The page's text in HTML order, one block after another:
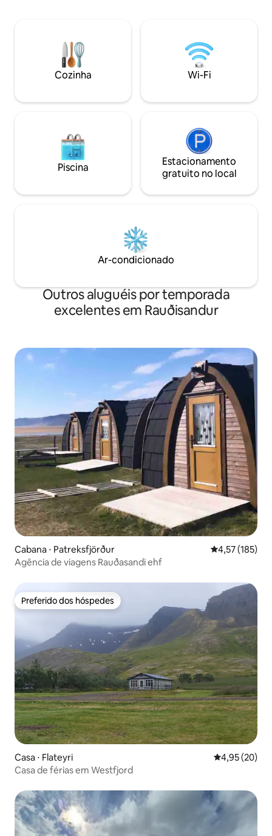
montanha - Aurora boreal - Pôr do sol,
restaurantes maravilhosos e muito mais
que você pode experimentar aqui ou
nas proximidades.
respire o ar
saboreia seu café
Cozinha Wi-Fi
Piscina
Estacionamento
gratuito no local
Ar-condicionado
Outros aluguéis por temporada
excelentes em Rauðisandur
Cabana ⋅ Patreksfjörður 4,57 de uma
4,57 (185)
Agência de viagens Rauðasandi ehf
Preferido dos hóspedes
Preferido dos hóspedes
Casa ⋅ Flateyri 4,95 de uma
4,95 (20)
Casa de férias em Westfjord